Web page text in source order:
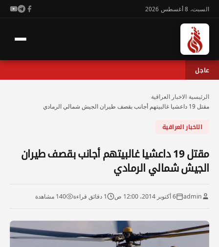
السبت، 8 أغسطس 2026
عاجل
الرئيسية الاخبار العراقية
مقتل 19 داعشيا غالبيتهم أجانب بقصف طيران الجيش شمالي الرمادي
الاخبار العراقية
مقتل 19 داعشيا غالبيتهم أجانب بقصف طيران
الجيش شمالي الرمادي
admin 6 أكتوبر 2014، 12:00 ص 1 دقائق قراءة 140 مشاهدة